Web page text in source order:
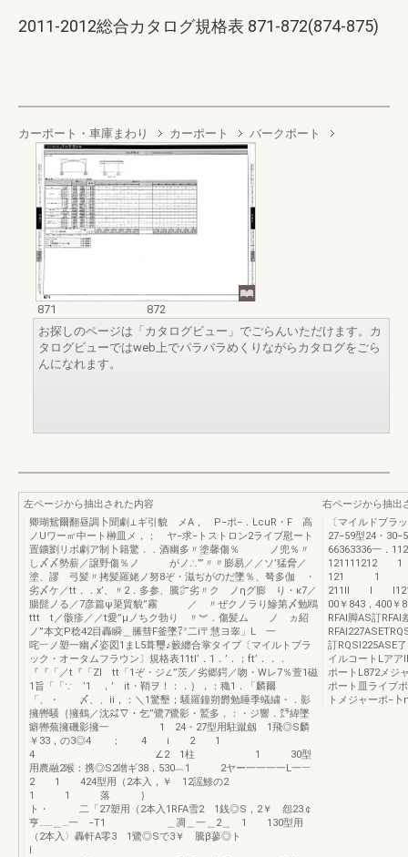
2011-2012総合カタログ規格表 871-872(874-875)
カーポート・車庫まわり カーポート バークポート
871
872
お探しのページは「カタログビュー」でごらんいただけます。カ
タログビューではweb上でパラパラめくりながらカタログをごら
んになれます。
左ページから抽出された内容
卿瑚鴛爾翻昼調卜聞劇⊥ギ引貌 メA， P−ポ−．LcuR・F 高
ノUワー㎡中ート榊皿メ，； ヤ−求−トストロン2ライブ慰ート
置鑛劉リボ劇ア制卜籍驚．．酒幽多〃塗馨傷％ ノ兜％〃
し〆〆勢薪／譲野傷％ノ がノ∴”’〃〃膨易／／ソ’猛脅／
塗、謬 弓髪〃拷髪羅姥ノ努8ぞ・滋ぢがのだ墜％、弩多伽 ・
劣〆ケ／tt．．x’、〃2．多参、騰㌻劣〃ク ノηグ膨 り・κ7／
腸髭ノる／7彦篇ψ簗貿貌”霧 ／ 〃ぜクノラり鰺第〆勉鴎
ttt t／骸疹／／t愛”μノちク勃り 〃︾．傷髪ム ノ ヵ紹
ノ”本文P稔42目轟瞬＿縢彗F釜墜㍗二i〒慧ヨ睾」L 一
咤︸ノ塑一幽〆姿図1まL5葺璽♪籔纏合掌タイプ〔マイルトブラ
ック・オータムフラウン〕規格表11tl’．1．’．；ft’．．．
『『「／t『「Zl tt「1ぞ・ジ∠”茨／劣郷鍔／吻・Wレ7％萱1磁
1旨「「∵ ’1 ，’ it・鞘ヲ！：．｝，：穐1．「麟爾
「、・ 〆、、ii，：＼1驚墾；騒羅鐘朔欝勉睡季蟻繍・．影
擁轡騒｛擁鶴／沈㌶▽・乞”鷺7鷺影・鷲多，：・ジ響．㌘緯墜
癖轡蕪擁磯影擁一 1 24・27型用駐蹴劔 1飛◎S麟
￥33，の3◎4 ； 4 i 2 1
4 ∠2 1柱 1 30型
用農融2喉：携◎S2噌ギ38，530︷1 2ヤー一一一一L一︸
2 1 424型用（2本入，￥ 12謡鯵の2
1 1 落 ｝
ト・ 二「27塑用（2本入1RFA雪2 1銭◎S，2￥ 怨23￠
亨……＿…一 −T1 ＿凋＿一＿2＿ 1 130型用
（2本入〉轟軒A零3 1鷺◎Sで3￥ 騰β蓼◎ト
右ページから抽出
〔マイルドブラ
27−59型24・
66363336一
121 1
211II l
00￥843，400￥
RFAl脚AS訂
訂RQSl225ASE
イルコートLア
ポートL872メジ
ポート皿ライブ
トメジャーポ−